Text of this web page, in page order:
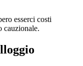
esserci costi
cauzionale.